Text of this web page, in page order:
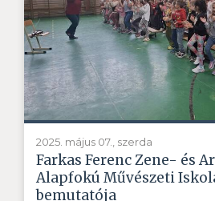
2025. május 07., szerda
Farkas Ferenc Zene- és
Alapfokú Művészeti
bemutatója